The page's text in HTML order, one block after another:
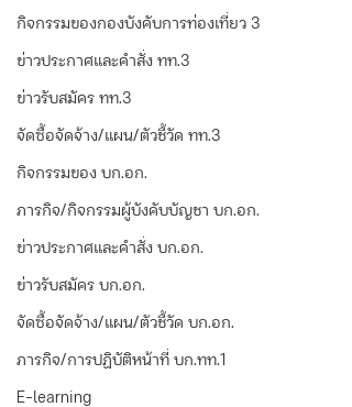
กิจกรรมของกองบังคับการท่องเที่ยว 3
ข่าวประกาศและคำสั่ง ทท.3
ข่าวรับสมัคร ทท.3
จัดซื้อจัดจ้าง/แผน/ตัวชี้วัด ทท.3
กิจกรรมของ บก.อก.
ภารกิจ/กิจกรรมผู้บังคับบัญชา บก.อก.
ข่าวประกาศและคำสั่ง บก.อก.
ข่าวรับสมัคร บก.อก.
จัดซื้อจัดจ้าง/แผน/ตัวชี้วัด บก.อก.
ภารกิจ/การปฏิบัติหน้าที่ บก.ทท.1
E-learning